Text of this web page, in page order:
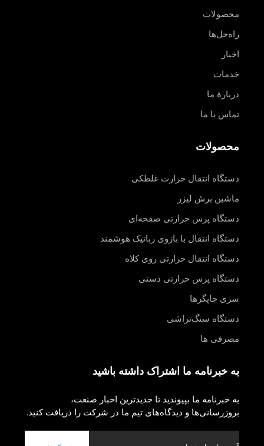
محصولات
راه‌حل‌ها
اخبار
خدمات
دربارهٔ ما
تماس با ما
محصولات
دستگاه انتقال حرارت غلطکی
ماشین برش لیزر
دستگاه پرس حرارتی صفحه‌ای
دستگاه انتقال با بازوی رباتیک هوشمند
دستگاه انتقال حرارتی روی کلاه
دستگاه پرس حرارتی دستی
سری چاپگرها
دستگاه سنگ‌تراشی
مصرفی ها
به خبرنامه ما اشتراک داشته باشید
به خبرنامه ما بپیوندید تا جدیدترین اخبار صنعت،
بروزرسانی‌ها و دیدگاه‌های تیم ما در شرکت را دریافت کنید.